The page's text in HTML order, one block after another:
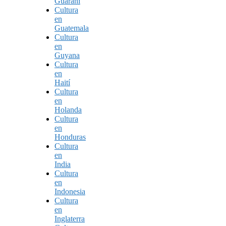
Cultura
en
Guatemala
Cultura
en
Guyana
Cultura
en
Haití
Cultura
en
Holanda
Cultura
en
Honduras
Cultura
en
India
Cultura
en
Indonesia
Cultura
en
Inglaterra